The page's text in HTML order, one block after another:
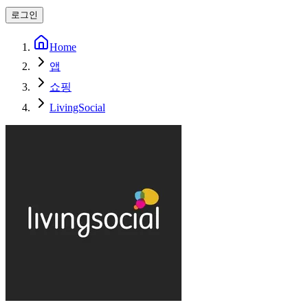
로그인
Home
앱
쇼핑
LivingSocial